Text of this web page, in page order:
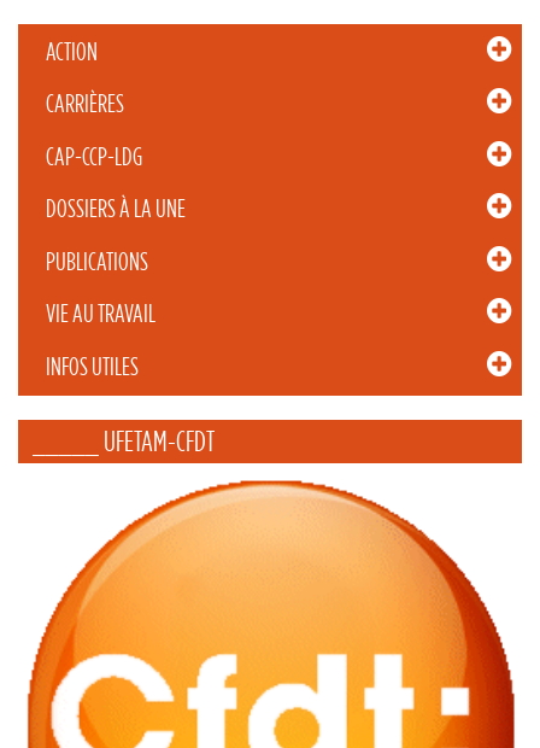
ACTION
CARRIÈRES
CAP-CCP-LDG
DOSSIERS À LA UNE
PUBLICATIONS
VIE AU TRAVAIL
INFOS UTILES
_____ UFETAM-CFDT